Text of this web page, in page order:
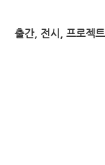
출간, 전시, 프로젝트